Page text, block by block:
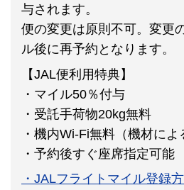
与されます。
便の変更は原則不可。 変更
ル後に再予約となります。
【JAL便利用特典】
・マイル50％付与
・受託手荷物20kg無料
・機内Wi-Fi無料（機材によ
・予約後すぐ座席指定可能
・JALフライトマイル登録